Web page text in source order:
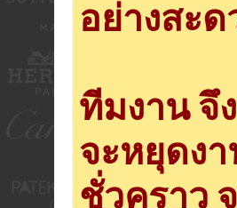
อย่างสะ
ทีมงาน จึ
จะหยุดงา
ชั่วคราว